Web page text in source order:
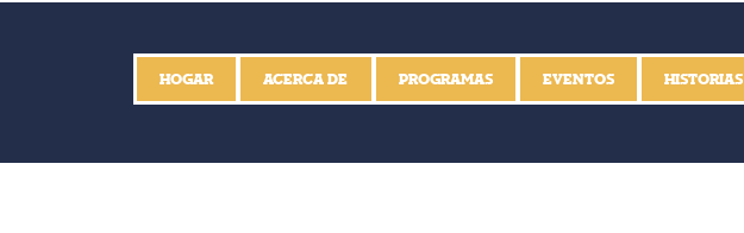
HOGAR ACERCA DE PROGRAMAS EVENTOS HISTORIAS